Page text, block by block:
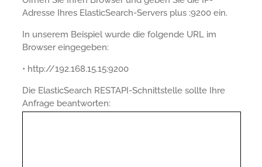
Adresse Ihres ElasticSearch-Servers plus :9200 ein.
In unserem Beispiel wurde die folgende URL im
Browser eingegeben:
• http://192.168.15.15:9200
Die ElasticSearch RESTAPI-Schnittstelle sollte Ihre
Anfrage beantworten: